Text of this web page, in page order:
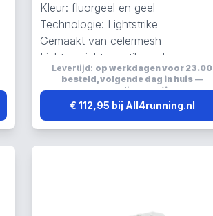
Kleur: fluorgeel en geel
Technologie: Lightstrike
Gemaakt van celermesh
Lichtgewicht, ventilerend en
ademend
Levertijd: op werkdagen voor 23.00
besteld, volgende dag in huis—
verzending:gratis
€ 112,95 bij All4running.nl